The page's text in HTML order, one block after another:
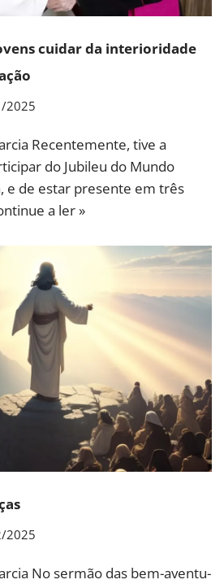
cuidar da interioridade
2025
Recentemente, tive a
do Jubileu do Mundo
e de estar presente em três
a ler »
2025
No sermão das bem-aventu­